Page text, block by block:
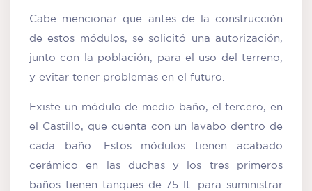
Cabe mencionar que antes de la construcción
de estos módulos, se solicitó una autorización,
junto con la población, para el uso del terreno,
y evitar tener problemas en el futuro.
Existe un módulo de medio baño, el tercero, en
el Castillo, que cuenta con un lavabo dentro de
cada baño. Estos módulos tienen acabado
cerámico en las duchas y los tres primeros
baños tienen tanques de 75 lt. para suministrar